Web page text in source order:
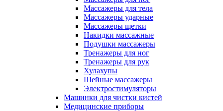
Массажеры для тела
Массажеры ударные
Массажеры щетки
Накидки массажные
Подушки массажеры
Тренажеры для ног
Тренажеры для рук
Хулахупы
Шейные массажеры
Электростимуляторы
Машинки для чистки кистей
Медицинские приборы